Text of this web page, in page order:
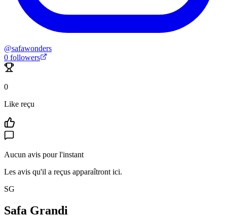
@safawonders
0 followers
0
Like reçu
Aucun avis pour l'instant
Les avis qu'il a reçus apparaîtront ici.
SG
Safa Grandi